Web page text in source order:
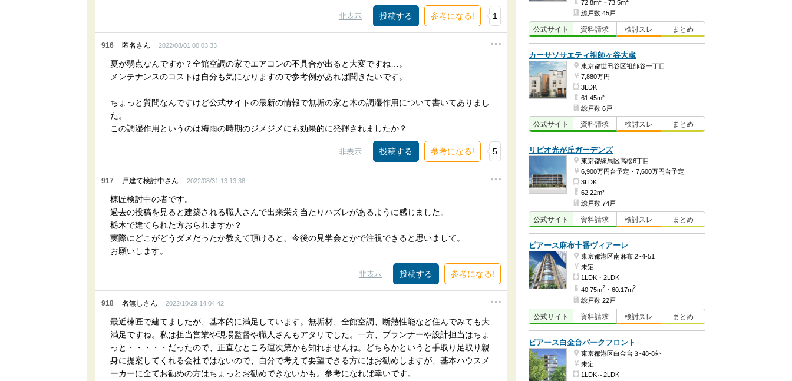
非表示 参考になる! 1
916 匿名さん 2022/08/01 00:03:33
夏が弱点なんですか？全館空調の家でエアコンの不具合が出ると大変ですね…。
メンテナンスのコストは自分も気になりますので参考例があれば聞きたいです。
ちょっと質問なんですけど公式サイトの最新の情報で無垢の家と木の調湿作用について書いてありまし
た。
この調湿作用というのは梅雨の時期のジメジメにも効果的に発揮されましたか？
非表示 参考になる! 5
917 戸建て検討中さん 2022/08/31 13:13:38
棟匠検討中の者です。
過去の投稿を見ると建築される職人さんで出来栄え当たりハズレがあるように感じました。
栃木で建てられた方おられますか？
実際にどこがどうダメだったか教えて頂けると、今後の見学会とかで注視できると思いまして。
お願いします。
非表示 参考になる!
918 名無しさん 2022/10/29 14:04:42
最近棟匠で建てましたが、基本的に満足しています。無垢材、全館空調、断熱性能など住んでみても大
満足ですね。私は担当営業や現場監督や職人さんもアタリでした。一方、プランナーや設計担当はちょ
っと・・・・・だったので、正直なところ運次第かも知れませんね。どちらかというと手取り足取り親
身に提案してくれる会社ではないので、自分で考えて要望できる方にはお勧めしますが、基本ハウスメ
ーカーに全てお勧めの方はちょっとお勧めできないかも。参考になれば幸いです。
72.8m
・73.5m
総戸数 45戸
公式サイト 資料請求 検討スレ まとめ
カーサソサエティ祖師ヶ谷大蔵
東京都世田谷区祖師谷一丁目
7,880万円
3LDK
61.45m²
総戸数 6戸
公式サイト 資料請求 検討スレ まとめ
リビオ光が丘ガーデンズ
東京都練馬区高松6丁目
6,900万円台予定・7,600万円台予定
3LDK
62.22m²
総戸数 74戸
公式サイト 資料請求 検討スレ まとめ
ピアース麻布十番ヴィアーレ
東京都港区南麻布２-4-51
未定
1LDK・2LDK
40.75m2 ・60.17m2
総戸数 22戸
公式サイト 資料請求 検討スレ まとめ
ピアース白金台パークフロント
東京都港区白金台３-48-8外
未定
1LDK～2LDK